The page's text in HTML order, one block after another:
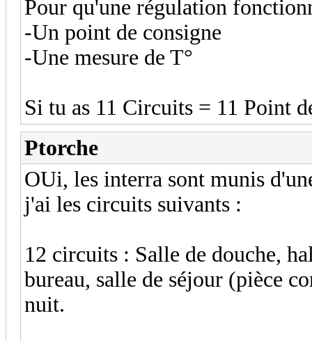
Pour qu'une régulation
-Un point de consigne
-Une mesure de T°
Si tu as 11 Circuits = 11 Point
Ptorche
OUi, les interra sont munis
j'ai les circuits suivants :
12 circuits : Salle de douche,
bureau, salle de séjour (pièce
nuit.